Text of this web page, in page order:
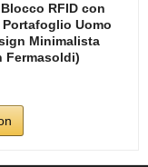
RFID con
Uomo
Minimalista
Fermasoldi)